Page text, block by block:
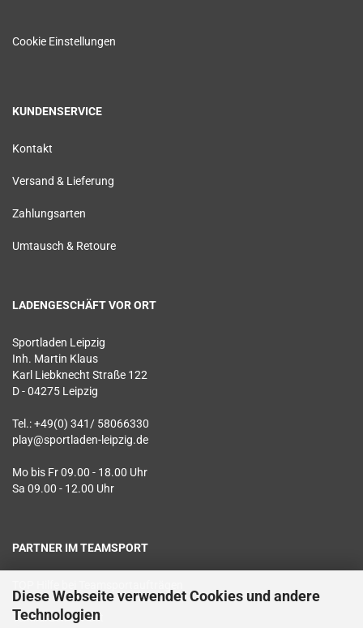
Diese Webseite verwendet Cookies und andere
Technologien
Cookie Einstellungen
KUNDENSERVICE
Kontakt
Versand & Lieferung
Zahlungsarten
Umtausch & Retoure
LADENGESCHÄFT VOR ORT
Sportladen Leipzig
Inh. Martin Klaus
Karl Liebknecht Straße 122
D - 04275 Leipzig
Tel.: +49(0) 341/ 58066330
play@sportladen-leipzig.de
Mo bis Fr 09.00 - 18.00 Uhr
Sa 09.00 - 12.00 Uhr
PARTNER IM TEAMSPORT
Textildruck vor Ort